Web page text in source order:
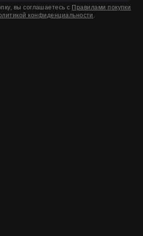
вы соглашаетесь с Правилами покупки
конфиденциальности .